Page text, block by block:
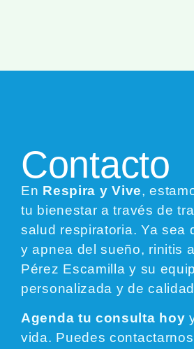
Contacto
En Respira y Vive,
tu bienestar a través de
salud respiratoria. Ya sea
y apnea del sueño, rinitis
Pérez Escamilla y su
personalizada y de
Agenda tu consulta hoy
vida. Puedes